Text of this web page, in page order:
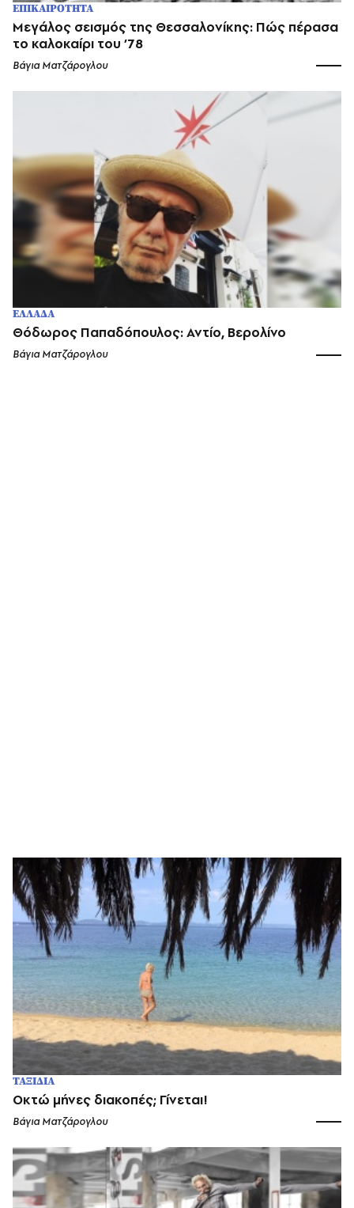
ΕΠΙΚΑΙΡΟΤΗΤΑ
Μεγάλος σεισμός της Θεσσαλονίκης: Πώς πέρασα
το καλοκαίρι του ’78
Βάγια Ματζάρογλου
ΕΛΛΑΔΑ
Θόδωρος Παπαδόπουλος: Αντίο, Βερολίνο
Βάγια Ματζάρογλου
ΤΑΞΙΔΙΑ
Οκτώ μήνες διακοπές; Γίνεται!
Βάγια Ματζάρογλου